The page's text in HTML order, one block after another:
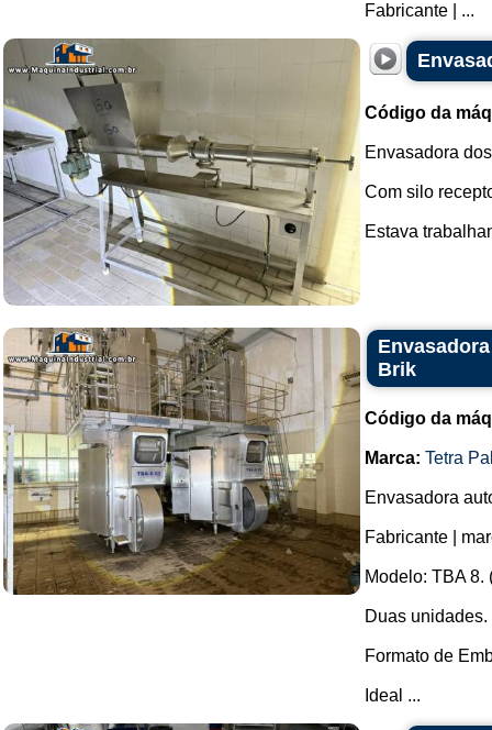
Fabricante | ...
Código da
Envasadora
Com silo
Estava
Brik
Código da
Marca: Tetra
Envasadora
Fabricante |
Modelo: TBA 8.
Duas unidades.
Formato de
Ideal ...